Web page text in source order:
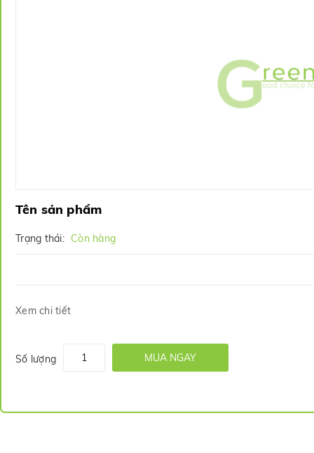
Tên sản phẩm
Trạng thái: Còn hàng
Xem chi tiết
Số lượng MUA NGAY